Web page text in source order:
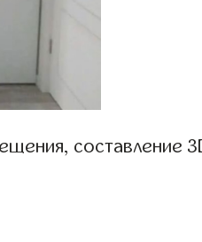
составление